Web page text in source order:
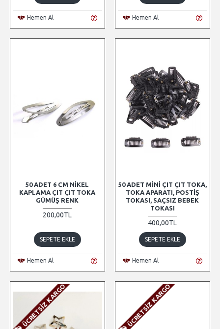
Hemen Al Hemen Al
50 ADET 6 CM NIKEL
KAPLAMA ÇIT ÇIT TOKA
GÜMÜŞ RENK
200,00TL
SEPETE EKLE
Hemen Al
50 ADET MINI ÇIT ÇIT TOKA,
TOKA APARATI, POSTIŞ
TOKASI, SAÇSIZ BEBEK
TOKASI
400,00TL
SEPETE EKLE
Hemen Al
ÜCRETSIZ KARGO ÜCRETSIZ KARGO